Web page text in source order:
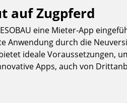
auf Zugpferd
eine Mieter-App
Anwendung durch die
ideale Voraussetzungen,
Apps, auch von